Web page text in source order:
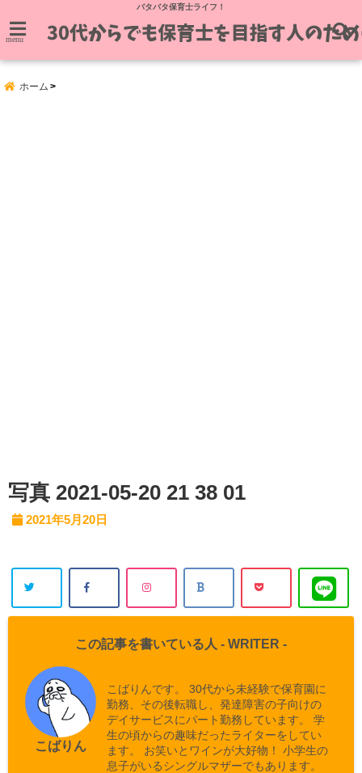
バタバタ保育士ライフ！
menu
ホーム
写真 2021-05-20 21 38 01
2021年5月20日
この記事を書いている人 - WRITER -
こばりん
こばりんです。 30代から未経験で保育園に
勤務、その後転職し、発達障害の子向けの
デイサービスにパート勤務しています。 学
生の頃からの趣味だったライターをしてい
ます。 お笑いとワインが大好物！ 小学生の
息子がいるシングルマザーでもあります。